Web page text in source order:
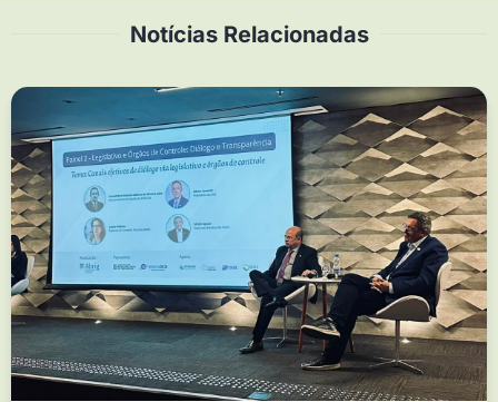
Notícias Relacionadas